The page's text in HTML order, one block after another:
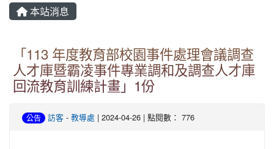
本站消息
「113 年度教育部校園事件處理會議調查
人才庫暨霸凌事件專業調和及調查人才庫
回流教育訓練計畫」1份
公告 訪客 - 教導處 | 2024-04-26 | 點閱數： 776